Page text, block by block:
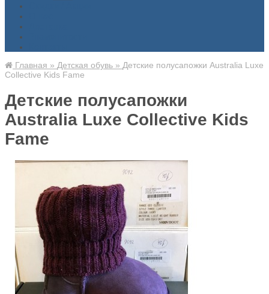
Главная » Детская обувь » Детские полусапожки Australia Luxe
Collective Kids Fame
Детские полусапожки
Australia Luxe Collective Kids
Fame